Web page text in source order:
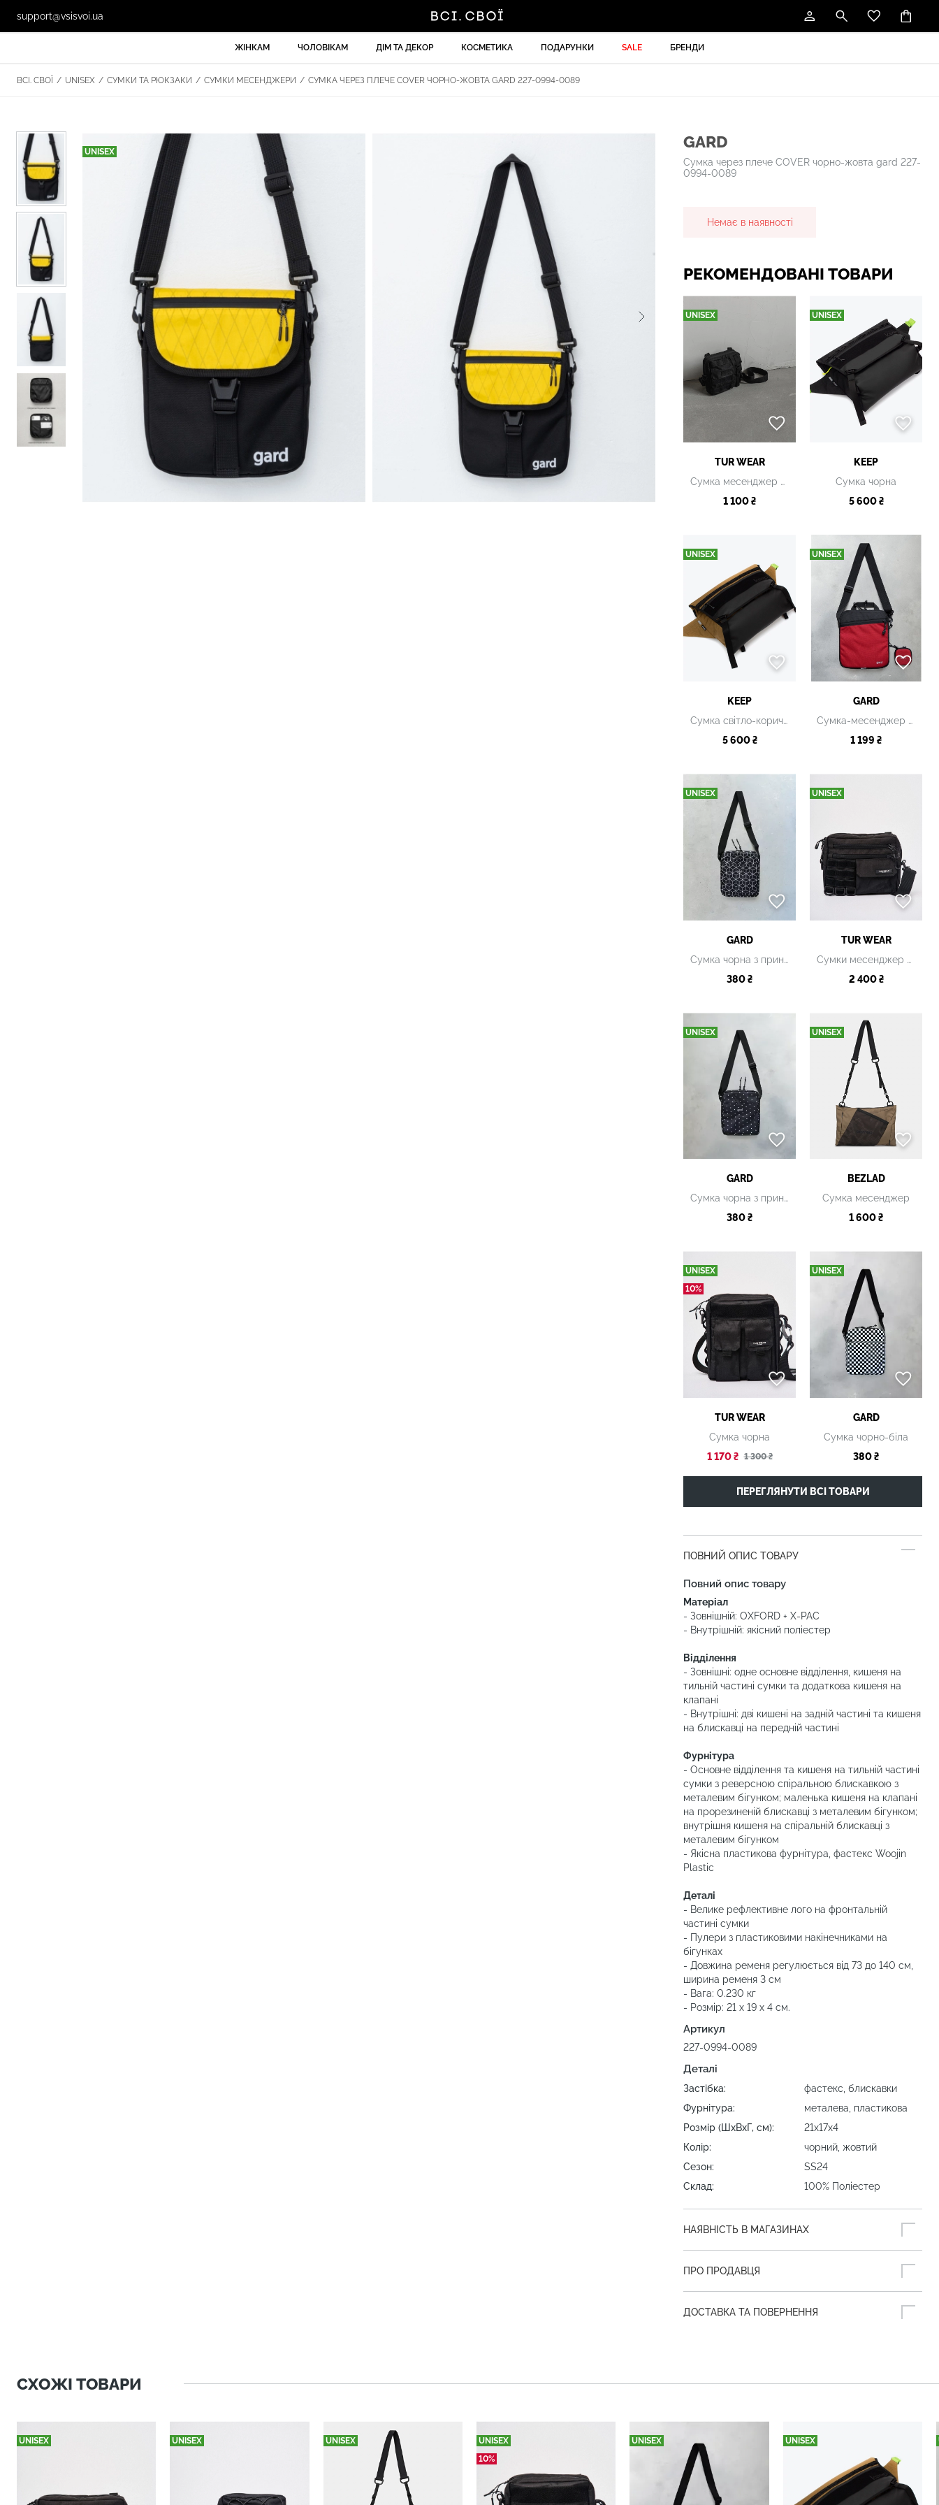
support@vsisvoi.ua
ЖІНКАМ ЧОЛОВІКАМ ДІМ ТА ДЕКОР КОСМЕТИКА ПОДАРУНКИ SALE БРЕНДИ
ВСІ. СВОЇ / UNISEX / СУМКИ ТА РЮКЗАКИ / СУМКИ МЕСЕНДЖЕРИ / СУМКА ЧЕРЕЗ ПЛЕЧЕ COVER ЧОРНО-ЖОВТА GARD 227-0994-0089
UNISEX
GARD
Сумка через плече COVER чорно-жовта gard 227-
0994-0089
Немає в наявності
РЕКОМЕНДОВАНІ ТОВАРИ
UNISEX
TUR WEAR
Сумка месенджер чорна
1 100 ₴
UNISEX
KEEP
Сумка чорна
5 600 ₴
UNISEX
KEEP
Сумка світло-коричнева
5 600 ₴
UNISEX
GARD
Сумка-месенджер POD червона
1 199 ₴
UNISEX
GARD
Сумка чорна з принтом
380 ₴
UNISEX
TUR WEAR
Сумки месенджер чорна
2 400 ₴
UNISEX
GARD
Сумка чорна з принтом
380 ₴
UNISEX
BEZLAD
Сумка месенджер
1 600 ₴
UNISEX
10%
TUR WEAR
Сумка чорна
1 170 ₴ 1 300 ₴
UNISEX
GARD
Сумка чорно-біла
380 ₴
ПЕРЕГЛЯНУТИ ВСІ ТОВАРИ
ПОВНИЙ ОПИС ТОВАРУ
Повний опис товару
Матеріал
- Зовнішній: OXFORD + X-PAC
- Внутрішній: якісний поліестер
Відділення
- Зовнішні: одне основне відділення, кишеня на
тильній частині сумки та додаткова кишеня на
клапані
- Внутрішні: дві кишені на задній частині та кишеня
на блискавці на передній частині
Фурнітура
- Основне відділення та кишеня на тильній частині
сумки з реверсною спіральною блискавкою з
металевим бігунком; маленька кишеня на клапані
на прорезиненій блискавці з металевим бігунком;
внутрішня кишеня на спіральній блискавці з
металевим бігунком
- Якісна пластикова фурнітура, фастекс Woojin
Plastic
Деталі
- Велике рефлективне лого на фронтальній
частині сумки
- Пулери з пластиковими накінечниками на
бігунках
- Довжина ременя регулюється від 73 до 140 см,
ширина ременя 3 см
- Вага: 0.230 кг
- Розмір: 21 x 19 x 4 см.
Артикул
227-0994-0089
Деталі
Застібка:
фастекс, блискавки
Фурнітура:
металева, пластикова
Розмір (ШхВхГ, см):
21х17х4
Колір:
чорний, жовтий
Сезон:
SS24
Склад:
100% Поліестер
НАЯВНІСТЬ В МАГАЗИНАХ
ПРО ПРОДАВЦЯ
ДОСТАВКА ТА ПОВЕРНЕННЯ
СХОЖІ ТОВАРИ
UNISEX UNISEX UNISEX
UNISEX
10%
UNISEX UNISEX